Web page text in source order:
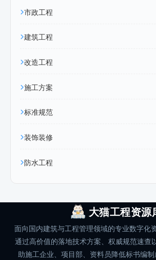
市政工程
建筑工程
改造工程
施工方案
标准规范
装饰装修
防水工程
大猫工程资源
面向国内建筑与工程管理领域的专业数字化
通过高价值的落地技术方案、权威规范速查
助施工企业、项目部、资料员降低标书编